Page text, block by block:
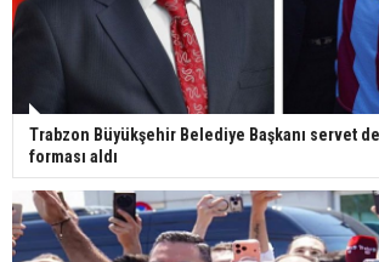
Trabzon Büyükşehir Belediye Başkanı servet
forması aldı